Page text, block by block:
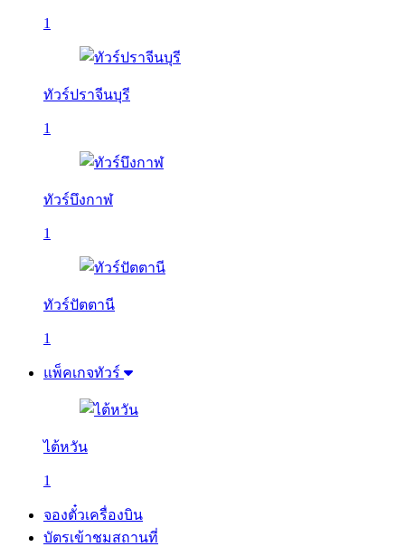
1
ทัวร์ปราจีนบุรี
1
ทัวร์บึงกาฬ
1
ทัวร์ปัตตานี
1
แพ็คเกจทัวร์
ไต้หวัน
1
จองตั๋วเครื่องบิน
บัตรเข้าชมสถานที่